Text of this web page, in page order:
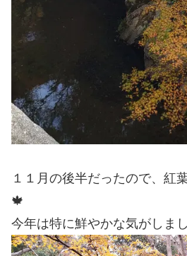
１１月の後半だったので、紅
🍁
今年は特に鮮やかな気がしまし